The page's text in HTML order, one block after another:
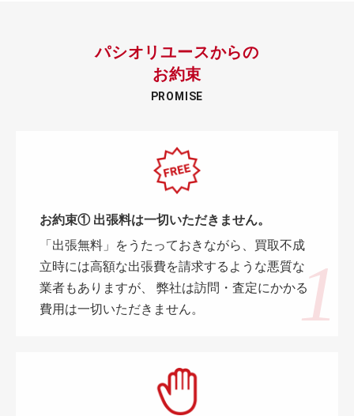
パシオリユースからの
お約束
PROMISE
お約束① 出張料は一切いただきません。
「出張無料」をうたっておきながら、買取不成
立時には高額な出張費を請求するような悪質な
業者もありますが、 弊社は訪問・査定にかかる
費用は一切いただきません。